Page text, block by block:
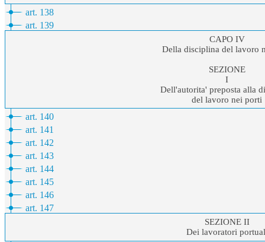
art. 138
art. 139
CAPO IV
Della disciplina del lavoro
SEZIONE
I
Dell'autorita' preposta alla
del lavoro nei porti
art. 140
art. 141
art. 142
art. 143
art. 144
art. 145
art. 146
art. 147
SEZIONE II
Dei lavoratori